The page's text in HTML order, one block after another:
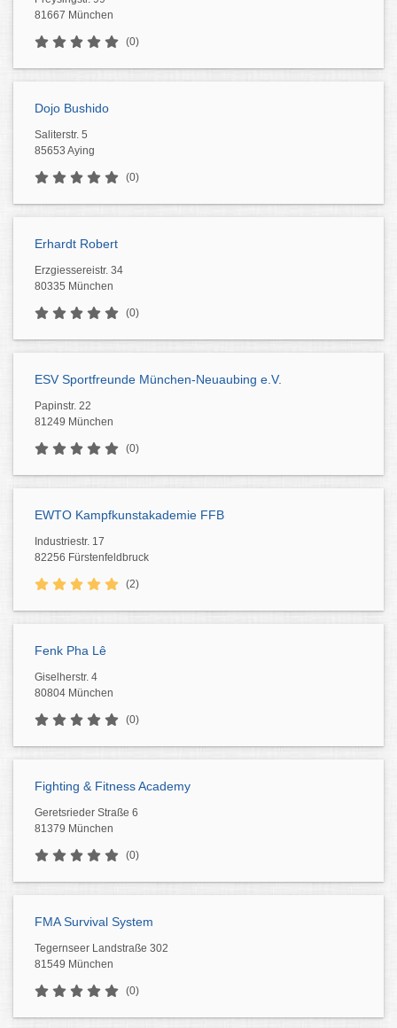
81667 München
(0)
Dojo Bushido
Saliterstr. 5
85653 Aying
(0)
Erhardt Robert
Erzgiessereistr. 34
80335 München
(0)
ESV Sportfreunde München-Neuaubing e.V.
Papinstr. 22
81249 München
(0)
EWTO Kampfkunstakademie FFB
Industriestr. 17
82256 Fürstenfeldbruck
(2)
Fenk Pha Lê
Giselherstr. 4
80804 München
(0)
Fighting & Fitness Academy
Geretsrieder Straße 6
81379 München
(0)
FMA Survival System
Tegernseer Landstraße 302
81549 München
(0)